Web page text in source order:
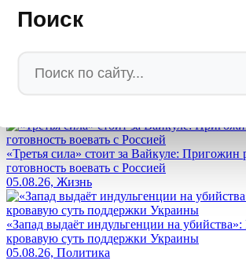
Поиск
«Третья сила» стоит за Вайкуле: Пригожин
готовность воевать с Россией
05.08.26, Жизнь
«Запад выдаёт индульгенции на
кровавую суть поддержки Украины
05.08.26, Политика